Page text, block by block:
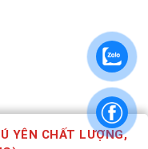
YÊN CHẤT LƯỢNG,